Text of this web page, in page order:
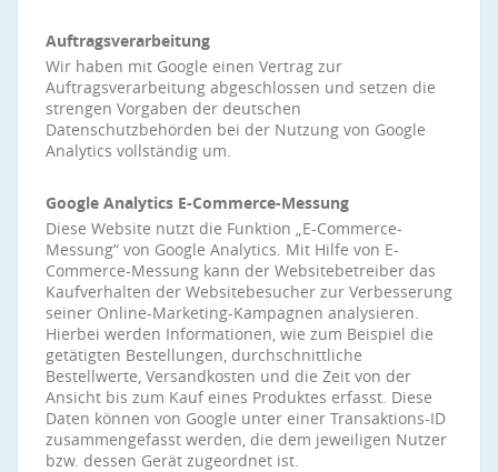
Auftragsverarbeitung
Wir haben mit Google einen Vertrag zur
Auftragsverarbeitung abgeschlossen und setzen die
strengen Vorgaben der deutschen
Datenschutzbehörden bei der Nutzung von Google
Analytics vollständig um.
Google Analytics E-Commerce-Messung
Diese Website nutzt die Funktion „E-Commerce-
Messung“ von Google Analytics. Mit Hilfe von E-
Commerce-Messung kann der Websitebetreiber das
Kaufverhalten der Websitebesucher zur Verbesserung
seiner Online-Marketing-Kampagnen analysieren.
Hierbei werden Informationen, wie zum Beispiel die
getätigten Bestellungen, durchschnittliche
Bestellwerte, Versandkosten und die Zeit von der
Ansicht bis zum Kauf eines Produktes erfasst. Diese
Daten können von Google unter einer Transaktions-ID
zusammengefasst werden, die dem jeweiligen Nutzer
bzw. dessen Gerät zugeordnet ist.